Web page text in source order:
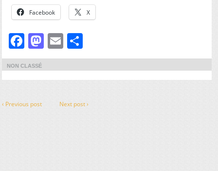
Facebook X
FacebookMastodonEmail
NON CLASSÉ
‹ Previous post Next post ›